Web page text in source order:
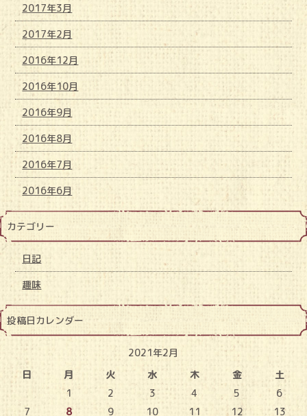
2017年3月
2017年2月
2016年12月
2016年10月
2016年9月
2016年8月
2016年7月
2016年6月
カテゴリー
日記
趣味
投稿日カレンダー
2021年2月
日
月 火 水 木 金
土
1
2 3 4 5
6
7
8 9 10 11 12 13